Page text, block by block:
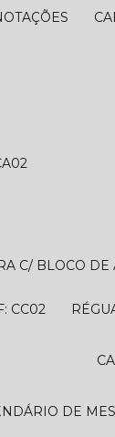
C/ BLOCO DE
CC02
DE